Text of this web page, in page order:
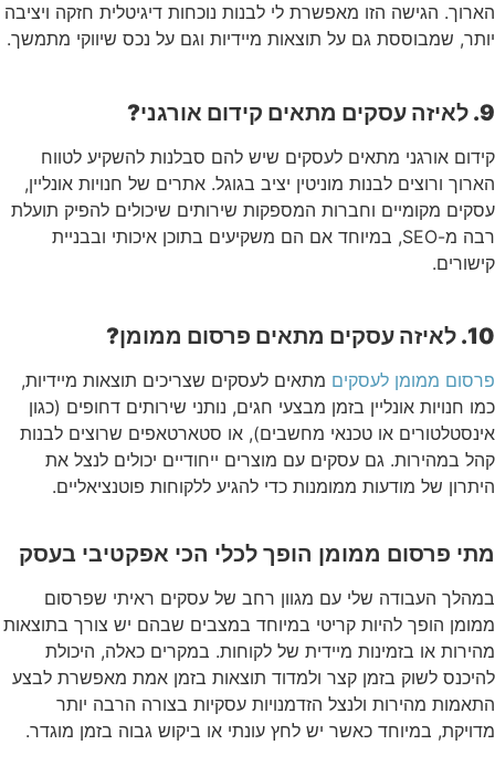
הארוך. הגישה הזו מאפשרת לי לבנות נוכחות דיגיטלית חזקה ויציבה
יותר, שמבוססת גם על תוצאות מיידיות וגם על נכס שיווקי מתמשך.
9. לאיזה עסקים מתאים קידום אורגני?
קידום אורגני מתאים לעסקים שיש להם סבלנות להשקיע לטווח
הארוך ורוצים לבנות מוניטין יציב בגוגל. אתרים של חנויות אונליין,
עסקים מקומיים וחברות המספקות שירותים שיכולים להפיק תועלת
רבה מ-SEO, במיוחד אם הם משקיעים בתוכן איכותי ובבניית
קישורים.
10. לאיזה עסקים מתאים פרסום ממומן?
פרסום ממומן לעסקים מתאים לעסקים שצריכים תוצאות מיידיות,
כמו חנויות אונליין בזמן מבצעי חגים, נותני שירותים דחופים (כגון
אינסטלטורים או טכנאי מחשבים), או סטארטאפים שרוצים לבנות
קהל במהירות. גם עסקים עם מוצרים ייחודיים יכולים לנצל את
היתרון של מודעות ממומנות כדי להגיע ללקוחות פוטנציאליים.
מתי פרסום ממומן הופך לכלי הכי אפקטיבי בעסק
במהלך העבודה שלי עם מגוון רחב של עסקים ראיתי שפרסום
ממומן הופך להיות קריטי במיוחד במצבים שבהם יש צורך בתוצאות
מהירות או בזמינות מיידית של לקוחות. במקרים כאלה, היכולת
להיכנס לשוק בזמן קצר ולמדוד תוצאות בזמן אמת מאפשרת לבצע
התאמות מהירות ולנצל הזדמנויות עסקיות בצורה הרבה יותר
מדויקת, במיוחד כאשר יש לחץ עונתי או ביקוש גבוה בזמן מוגדר.